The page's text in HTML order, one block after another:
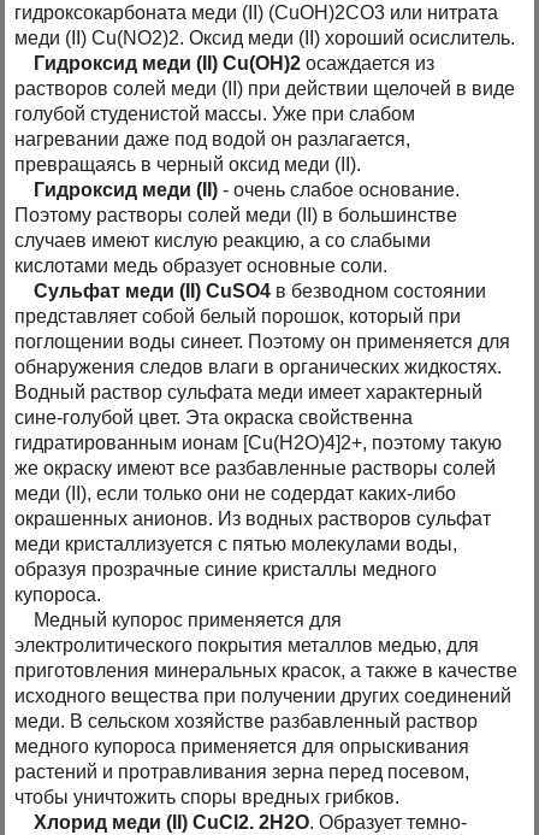
гидроксокарбоната меди (II) (CuOH)2CO3 или нитрата
меди (II) Cu(NO2)2. Оксид меди (II) хороший осислитель.
Гидроксид меди (II) Cu(OH)2 осаждается из
растворов солей меди (II) при действии щелочей в виде
голубой студенистой массы. Уже при слабом
нагревании даже под водой он разлагается,
превращаясь в черный оксид меди (II).
Гидроксид меди (II) - очень слабое основание.
Поэтому растворы солей меди (II) в большинстве
случаев имеют кислую реакцию, а со слабыми
кислотами медь образует основные соли.
Сульфат меди (II) CuSO4 в безводном состоянии
представляет собой белый порошок, который при
поглощении воды синеет. Поэтому он применяется для
обнаружения следов влаги в органических жидкостях.
Водный раствор сульфата меди имеет характерный
сине-голубой цвет. Эта окраска свойственна
гидратированным ионам [Cu(H2O)4]2+, поэтому такую
же окраску имеют все разбавленные растворы солей
меди (II), если только они не содердат каких-либо
окрашенных анионов. Из водных растворов сульфат
меди кристаллизуется с пятью молекулами воды,
образуя прозрачные синие кристаллы медного
купороса.
Медный купорос применяется для
электролитического покрытия металлов медью, для
приготовления минеральных красок, а также в качестве
исходного вещества при получении других соединений
меди. В сельском хозяйстве разбавленный раствор
медного купороса применяется для опрыскивания
растений и протравливания зерна перед посевом,
чтобы уничтожить споры вредных грибков.
Хлорид меди (II) CuCl2. 2H2O. Образует темно-